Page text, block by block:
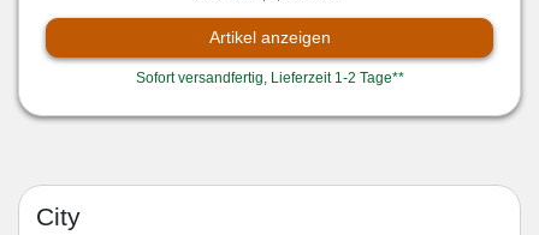
Artikel anzeigen
Sofort versandfertig, Lieferzeit 1-2 Tage**
City